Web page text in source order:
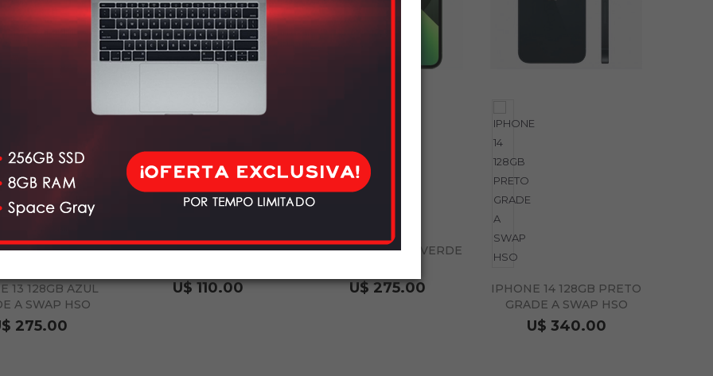
13 128GB AZUL
A SWAP HSO
275.00
IPHONE SE2 128GB
U$ 110.00
IPHONE 13 128GB VERDE
U$ 275.00
IPHONE 14 128GB PRETO
GRADE A SWAP HSO
U$ 340.00